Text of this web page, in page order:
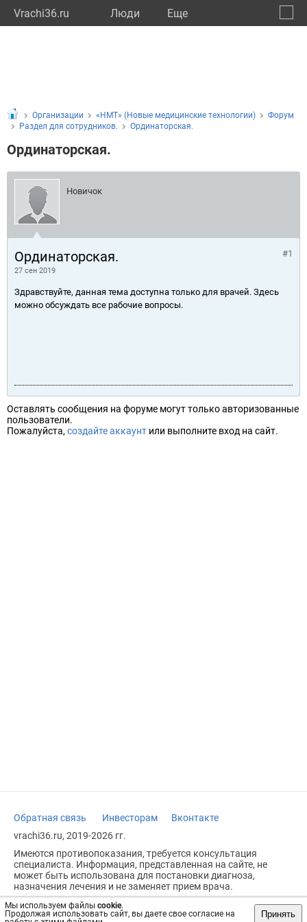
Vrachi36.ru Люди Eще
Мы используем файлы cookie.
Продолжая использовать сайт, вы даете свое согласие на
Принять
Организации «НМТ» (Новые медицинские технологии)
Форум
Раздел для сотрудников.
Ординаторская.
Ординаторская.
Новичок
Ординаторская.
27 сен 2019
#1
Здравствуйте, данная тема доступна только для врачей. Здесь
можно обсуждать все рабочие вопросы.
Оставлять сообщения на форуме могут только авторизованные
пользователи.
Пожалуйста, создайте аккаунт или выполните вход на сайт.
Обратная связь Инвесторам
Вконтакте
vrachi36.ru, 2019-2026 гг.
Имеются противопоказания, требуется консультация
специалиста. Информация, представленная на сайте, не
может быть использована для постановки диагноза,
назначения лечения и не заменяет прием врача.
Возрастное ограничение: 18+